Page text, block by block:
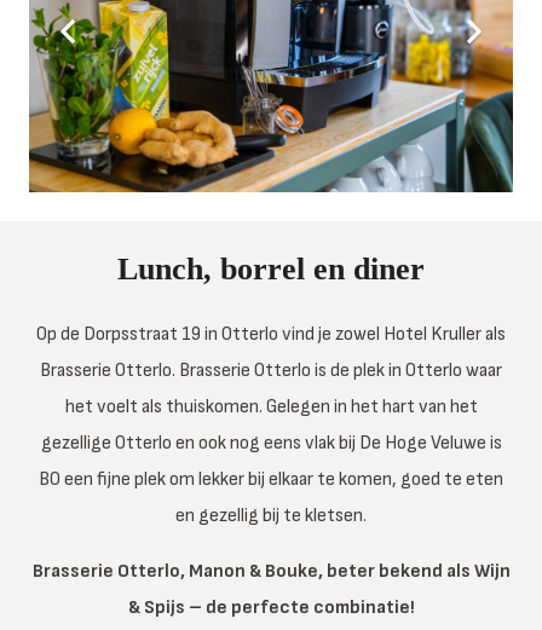
Lunch, borrel en diner
Op de Dorpsstraat 19 in Otterlo vind je zowel Hotel Kruller als
Brasserie Otterlo. Brasserie Otterlo is de plek in Otterlo waar
het voelt als thuiskomen. Gelegen in het hart van het
gezellige Otterlo en ook nog eens vlak bij De Hoge Veluwe is
BO een fijne plek om lekker bij elkaar te komen, goed te eten
en gezellig bij te kletsen.
Brasserie Otterlo, Manon & Bouke, beter bekend als Wijn
& Spijs – de perfecte combinatie!